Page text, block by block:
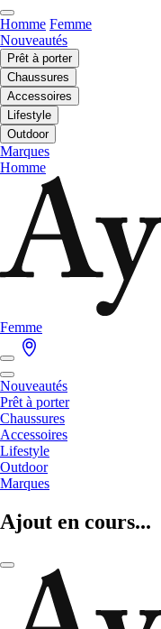
Homme Femme
Nouveautés
Prêt à porter
Chaussures
Accessoires
Lifestyle
Outdoor
Marques
Homme
Femme
Nouveautés
Prêt à porter
Chaussures
Accessoires
Lifestyle
Outdoor
Marques
Ajout en cours...